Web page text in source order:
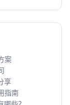
案
享
指南